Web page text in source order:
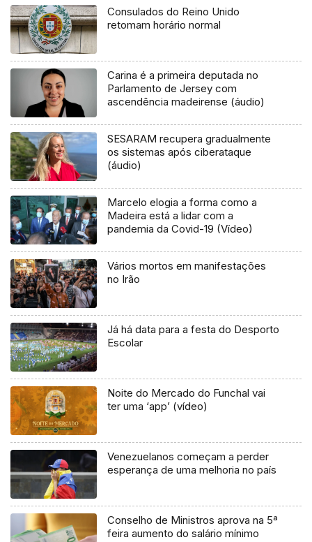
Consulados do Reino Unido
retomam horário normal
Carina é a primeira deputada no
Parlamento de Jersey com
ascendência madeirense (áudio)
SESARAM recupera gradualmente
os sistemas após ciberataque
(áudio)
Marcelo elogia a forma como a
Madeira está a lidar com a
pandemia da Covid-19 (Vídeo)
Vários mortos em manifestações
no Irão
Já há data para a festa do Desporto
Escolar
Noite do Mercado do Funchal vai
ter uma ‘app’ (vídeo)
Venezuelanos começam a perder
esperança de uma melhoria no país
Conselho de Ministros aprova na 5ª
feira aumento do salário mínimo